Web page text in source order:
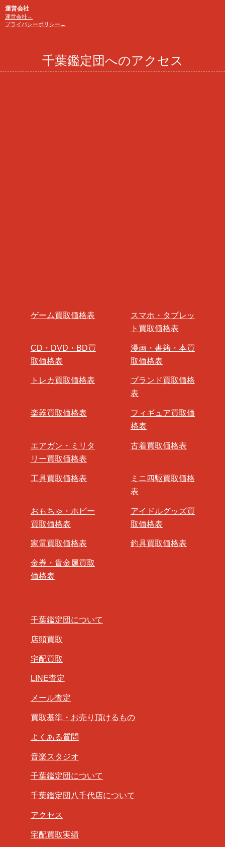
運営会社
運営会社→
プライバシーポリシー→
千葉鑑定団へのアクセス
ゲーム買取価格表
スマホ・タブレッ
ト買取価格表
CD・DVD・BD買
取価格表
漫画・書籍・本買
取価格表
トレカ買取価格表
ブランド買取価格
表
楽器買取価格表
フィギュア買取価
格表
エアガン・ミリタ
リー買取価格表
古着買取価格表
工具買取価格表
ミニ四駆買取価格
表
おもちゃ・ホビー
買取価格表
アイドルグッズ買
取価格表
家電買取価格表 釣具買取価格表
金券・貴金属買取
価格表
千葉鑑定団について
店頭買取
宅配買取
LINE査定
メール査定
買取基準・お売り頂けるもの
よくある質問
音楽スタジオ
千葉鑑定団について
千葉鑑定団八千代店について
アクセス
宅配買取実績